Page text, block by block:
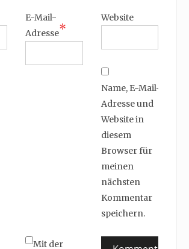
E-Mail-
Adresse*
Website
Name, E-Mail-
Adresse und
Website in
diesem
Browser für
meinen
nächsten
Kommentar
speichern.
Mit der